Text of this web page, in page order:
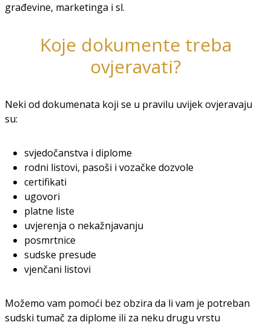
građevine, marketinga i sl.
Koje dokumente treba
ovjeravati?
Neki od dokumenata koji se u pravilu uvijek ovjeravaju
su:
svjedočanstva i diplome
rodni listovi, pasoši i vozačke dozvole
certifikati
ugovori
platne liste
uvjerenja o nekažnjavanju
posmrtnice
sudske presude
vjenčani listovi
Možemo vam pomoći bez obzira da li vam je potreban
sudski tumač za diplome ili za neku drugu vrstu